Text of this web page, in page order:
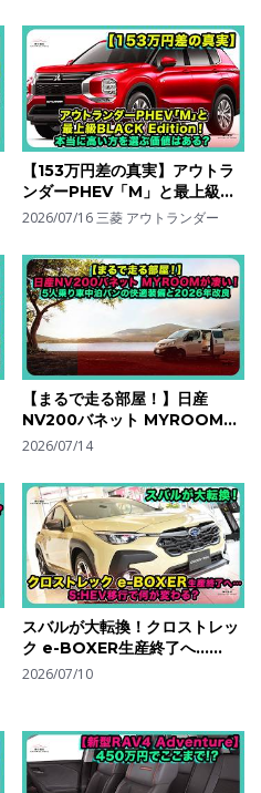
【153万円差の真実】アウトラ
ンダーPHEV「M」と最上級
BLACK Edition！本当に高い
#アウトランダーphev
#outlanderphev
2026/07/16三菱 アウトランダー
【まるで走る部屋！】日産
NV200バネット MYROOMが
凄い！5人乗り車中泊バンの快
#NV200バネットMYROOM
#NV200VanetteMYROOM
2026/07/14
スバルが大転換！クロストレッ
ク e-BOXER生産終了へ…
S:HEV移行で何が変わる？| #
2026/07/10